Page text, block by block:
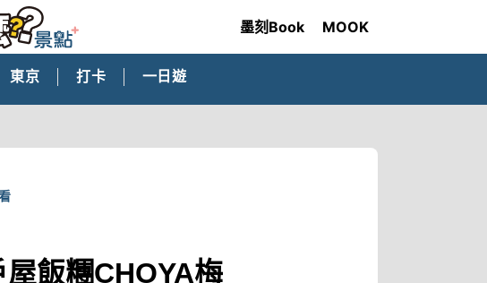
墨刻Book MOOK
東京 打卡 一日遊
飯糰CHOYA梅